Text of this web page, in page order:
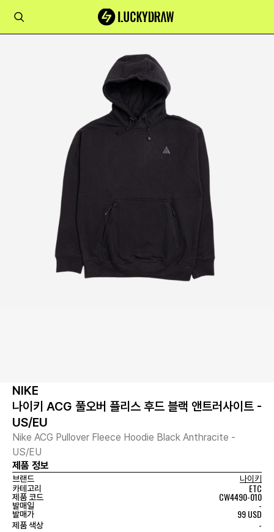
NIKE
나이키 ACG 풀오버 플리스 후드 블랙 앤트러사이트 -
US/EU
Nike ACG Pullover Fleece Hoodie Black Anthracite -
US/EU
제품 정보
브랜드
나이키
카테고리
ETC
제품 코드 CW4490-010
발매일 -
발매가 99 USD
제품 색상 -